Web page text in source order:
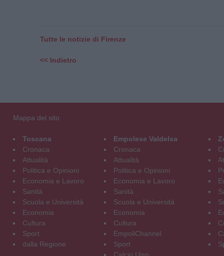
Tutte le notizie di Firenze
<< Indietro
Mappa del sito
Toscana
Cronaca
Attualità
Politica e Opinioni
Economia e Lavoro
Sanità
Scuola e Università
Economia
Cultura
Sport
dalla Regione
Empolese Valdelsa
Cronaca
Attualità
Politica e Opinioni
Economia e Lavoro
Sanità
Scuola e Università
Economia
Cultura
EmpoliChannel
Sport
Calcio Uisp